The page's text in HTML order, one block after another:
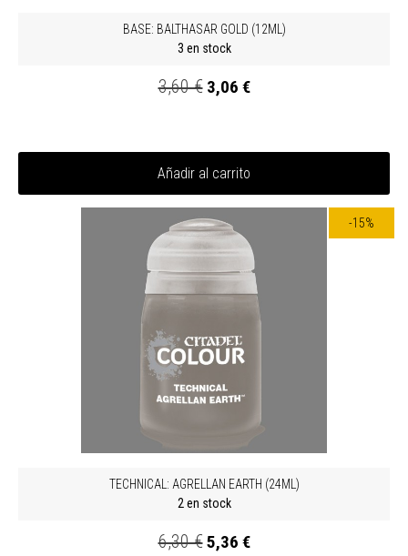
BASE: BALTHASAR GOLD (12ML)
3 en stock
3,60 € 3,06 €
Añadir al carrito
-15%
TECHNICAL: AGRELLAN EARTH (24ML)
2 en stock
6,30 €5,36 €